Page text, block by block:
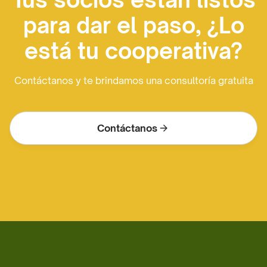
para dar el paso, ¿Lo
está tu cooperativa?
Contáctanos y te brindamos una consultoría gratuita
Contáctanos